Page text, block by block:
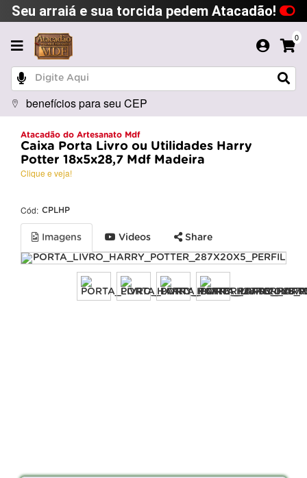
Seu arraiá e sua torcida pedem Atacadão!
0
benefícios para seu CEP
Atacadão do Artesanato Mdf
Caixa Porta Livro ou Utilidades Harry
Potter 18x5x28,7 Mdf Madeira
Clique e veja!
Cód: CPLHP
Imagens Videos Share